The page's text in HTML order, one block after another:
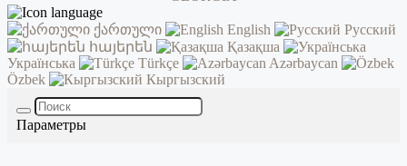
ქართული English
Русский
հայերեն
Қазақша
Українська
Türkçe
Azərbaycan
Özbek
Кыргызский
Параметры